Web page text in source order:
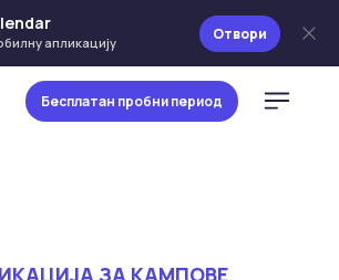
апликацију Отвори
Бесплатан пробни период
ЗА КАМПОВЕ